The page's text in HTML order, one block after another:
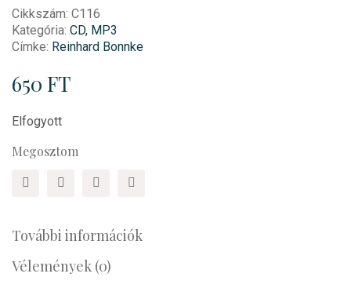
Cikkszám: C116
Kategória: CD, MP3
Címke: Reinhard Bonnke
650 FT
Elfogyott
Megosztom
További információk
Vélemények (0)